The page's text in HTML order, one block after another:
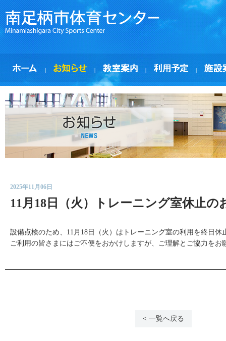
| | | |
2025年11月06日
11月18日（火）トレーニング室休止の
設備点検のため、11月18日（火）はトレーニング室の利用を終日休
ご利用の皆さまにはご不便をおかけしますが、ご理解とご協力をお
< 一覧へ戻る